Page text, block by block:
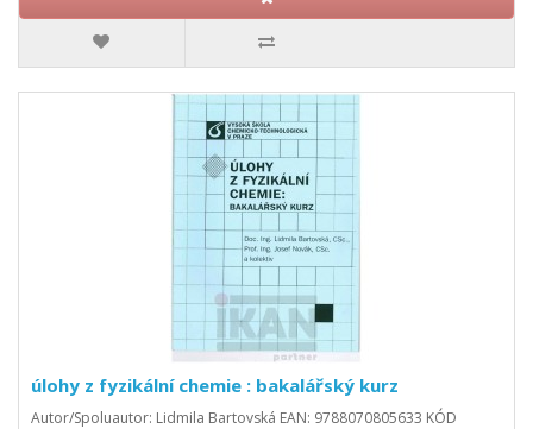
úlohy z fyzikální chemie : bakalářský kurz
Autor/Spoluautor: Lidmila Bartovská EAN: 9788070805633 KÓD